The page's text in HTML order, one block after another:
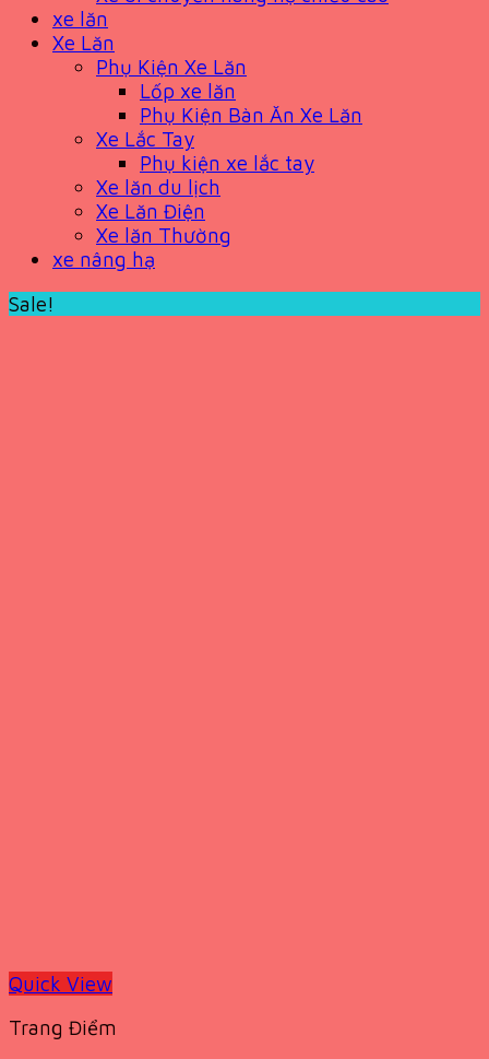
xe lăn
Xe Lăn
Phụ Kiện Xe Lăn
Lốp xe lăn
Phụ Kiện Bàn Ăn Xe Lăn
Xe Lắc Tay
Phụ kiện xe lắc tay
Xe lăn du lịch
Xe Lăn Điện
Xe lăn Thường
xe nâng hạ
Sale!
Quick View
Trang Điểm